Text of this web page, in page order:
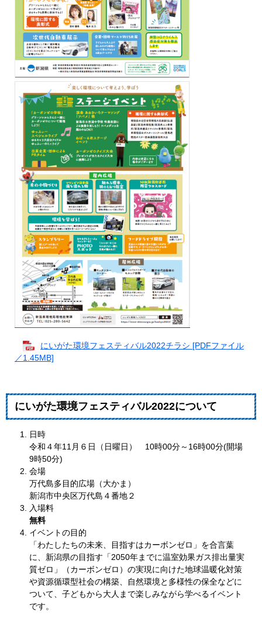
にいがた環境フェスティバル2022チラシ [PDFファイル
／1.45MB]
にいがた環境フェスティバル2022について
日時
令和４年11月６日（日曜日） 10時00分～16時00分(開場
9時50分)
会場
万代島多目的広場（大かま）
新潟市中央区万代島４番地２
入場料
無料
イベントの目的
「わたしたちの未来、目指すはカーボンゼロ」を合言葉
に、新潟県の目指す「2050年までに温室効果ガス排出量実
質ゼロ」（カーボンゼロ）の実現に向けた地球温暖化対策
や資源循環型社会の構築、自然環境と多様性の保全などに
ついて、子どもから大人まで楽しみながら学べるイベント
です。